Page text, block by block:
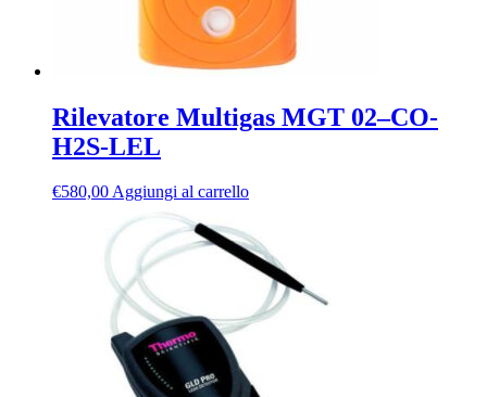
Rilevatore Multigas MGT 02–CO-
H2S-LEL
€580,00Aggiungi al carrello